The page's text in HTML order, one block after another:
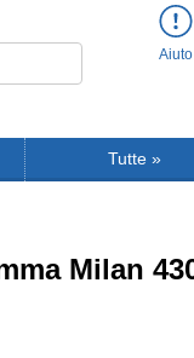
Aiuto
Tutte »
Milan